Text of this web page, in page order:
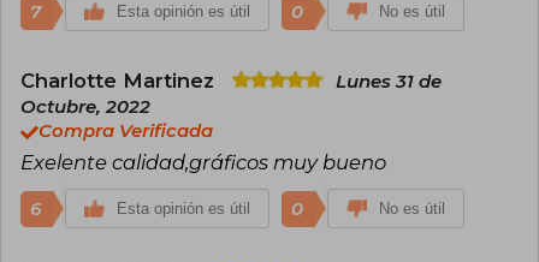
7 Esta opinión es útil 0 No es útil
Charlotte Martinez
Lunes 31 de
Octubre, 2022
Compra Verificada
Exelente calidad,gráficos muy bueno
6 Esta opinión es útil 0 No es útil